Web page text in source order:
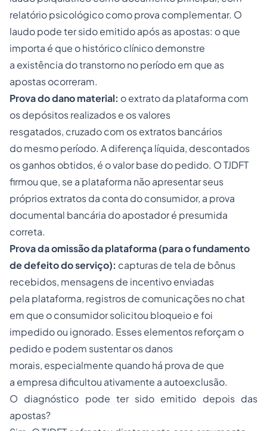
relatório psicológico como prova complementar. O
laudo pode ter sido emitido após as apostas: o que
importa é que o histórico clínico demonstre
a existência do transtorno no período em que as
apostas ocorreram.
Prova do dano material: o extrato da plataforma com
os depósitos realizados e os valores
resgatados, cruzado com os extratos bancários
do mesmo período. A diferença líquida, descontados
os ganhos obtidos, é o valor base do pedido. O TJDFT
firmou que, se a plataforma não apresentar seus
próprios extratos da conta do consumidor, a prova
documental bancária do apostador é presumida
correta.
Prova da omissão da plataforma (para o fundamento
de defeito do serviço): capturas de tela de bônus
recebidos, mensagens de incentivo enviadas
pela plataforma, registros de comunicações no chat
em que o consumidor solicitou bloqueio e foi
impedido ou ignorado. Esses elementos reforçam o
pedido e podem sustentar os danos
morais, especialmente quando há prova de que
a empresa dificultou ativamente a autoexclusão.
O diagnóstico pode ter sido emitido depois das
apostas?